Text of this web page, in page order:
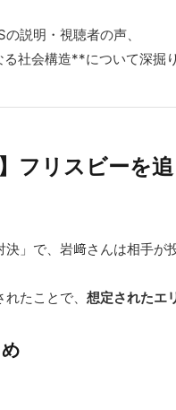
説明・視聴者の声、
社会構造**について深掘り
フリスビーを
」で、岩﨑さんは相手が
たことで、 想定されたエ